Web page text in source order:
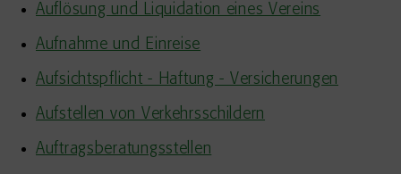
Auflösung und Liquidation eines Vereins
Aufnahme und Einreise
Aufsichtspflicht - Haftung - Versicherungen
Aufstellen von Verkehrsschildern
Auftragsberatungsstellen